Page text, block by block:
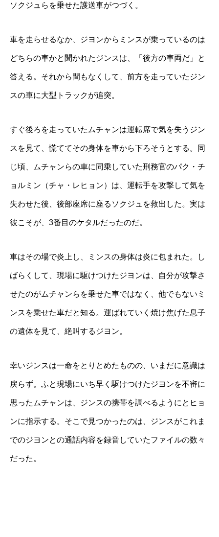
ソクジュらを乗せた護送車がつづく。
車を走らせるなか、ジヨンからミンスが乗っているのは
どちらの車かと聞かれたジンスは、「後方の車両だ」と
答える。それから間もなくして、前方を走っていたジン
スの車に大型トラックが追突。
すぐ後ろを走っていたムチャンは運転席で気を失うジン
スを見て、慌ててその身体を車から下ろそうとする。同
じ頃、ムチャンらの車に同乗していた刑務官のパク・チ
ョルミン（チャ・レヒョン）は、運転手を攻撃して気を
失わせた後、後部座席に座るソクジュを救出した。実は
彼こそが、3番目のケタルだったのだ。
車はその場で炎上し、ミンスの身体は炎に包まれた。し
ばらくして、現場に駆けつけたジヨンは、自分が攻撃さ
せたのがムチャンらを乗せた車ではなく、他でもないミ
ンスを乗せた車だと知る。運ばれていく焼け焦げた息子
の遺体を見て、絶叫するジヨン。
幸いジンスは一命をとりとめたものの、いまだに意識は
戻らず。ふと現場にいち早く駆けつけたジヨンを不審に
思ったムチャンは、ジンスの携帯を調べるようにとヒョ
ンに指示する。そこで見つかったのは、ジンスがこれま
でのジヨンとの通話内容を録音していたファイルの数々
だった。